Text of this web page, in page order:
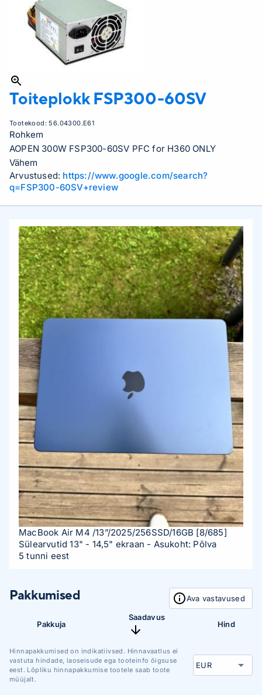
Toiteplokk FSP300-60SV
Tootekood:56.04300.E61
Rohkem
AOPEN 300W FSP300-60SV PFC for H360 ONLY
Vähem
Arvustused: https://www.google.com/search?
q=FSP300-60SV+review
MacBook Air M4 /13”/2025/256SSD/16GB [8/685]
Sülearvutid 13" - 14,5" ekraan - Asukoht: Põlva
5 tunni eest
Pakkumised Ava vastavused
Pakkuja
Saadavus
Hind
Hinnapakkumised on indikatiivsed. Hinnavaatlus ei
vastuta hindade, laoseisude ega tooteinfo õigsuse
eest. Lõpliku hinnapakkumise tootele saab toote
müüjalt.